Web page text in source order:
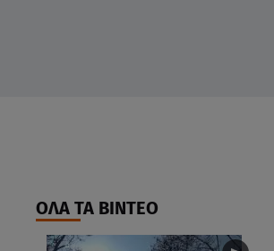
ΟΛΑ ΤΑ ΒΙΝΤΕΟ